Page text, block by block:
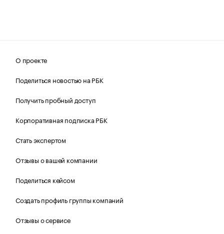
О проекте
Поделиться новостью на РБК
Получить пробный доступ
Корпоративная подписка РБК
Стать экспертом
Отзывы о вашей компании
Поделиться кейсом
Создать профиль группы компаний
Отзывы о сервисе